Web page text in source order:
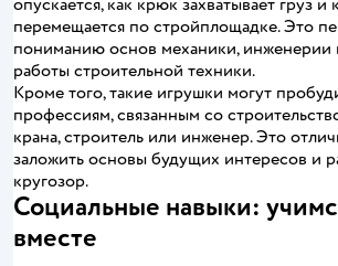
опускается, как крюк захватывает груз и
перемещается по стройплощадке. Это
пониманию основ механики, инженерии
работы строительной техники.
Кроме того, такие игрушки могут
профессиям, связанным со
крана, строитель или инженер. Это
заложить основы будущих интересов и
кругозор.
Социальные навыки:
вместе